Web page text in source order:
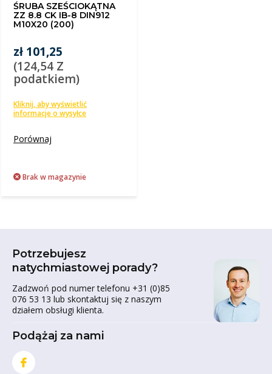
ŚRUBA SZEŚCIOKĄTNA
ZZ 8.8 CK IB-8 DIN912
M10X20 (200)
zł 101,25
(124,54 Z
podatkiem)
Kliknij, aby wyświetlić
informacje o wysyłce
Porównaj
Brak w magazynie
Potrzebujesz
natychmiastowej porady?
Zadzwoń pod numer telefonu +31 (0)85
076 53 13 lub skontaktuj się z naszym
działem obsługi klienta.
Podążaj za nami